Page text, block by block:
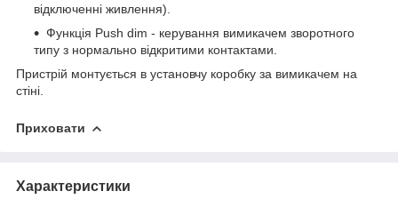
відключенні живлення).
Функція Push dim - керування вимикачем зворотного
типу з нормально відкритими контактами.
Пристрій монтується в установчу коробку за вимикачем на
стіні.
Приховати
Характеристики